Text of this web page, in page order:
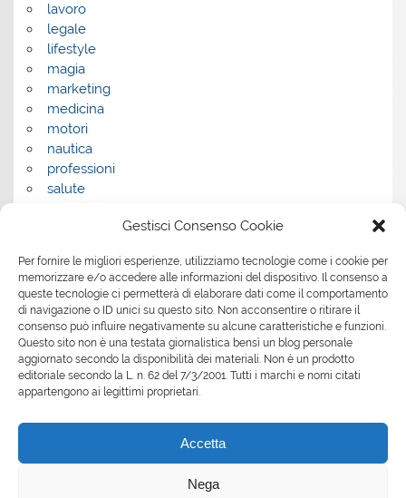
Gestisci Consenso Cookie
Per fornire le migliori esperienze, utilizziamo tecnologie come i cookie per
memorizzare e/o accedere alle informazioni del dispositivo. Il consenso a
queste tecnologie ci permetterà di elaborare dati come il comportamento
di navigazione o ID unici su questo sito. Non acconsentire o ritirare il
consenso può influire negativamente su alcune caratteristiche e funzioni.
Questo sito non è una testata giornalistica bensì un blog personale
aggiornato secondo la disponibilità dei materiali. Non è un prodotto
editoriale secondo la L. n. 62 del 7/3/2001. Tutti i marchi e nomi citati
appartengono ai legittimi proprietari.
Accetta
Nega
lavoro
legale
lifestyle
magia
marketing
medicina
motori
nautica
professioni
salute
servizi per le aziende
shopping
sport
Tech
tecnologia
travel
Uncategorized
web
wedding